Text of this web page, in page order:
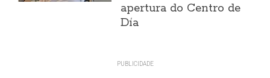
apertura do Centro de
Día